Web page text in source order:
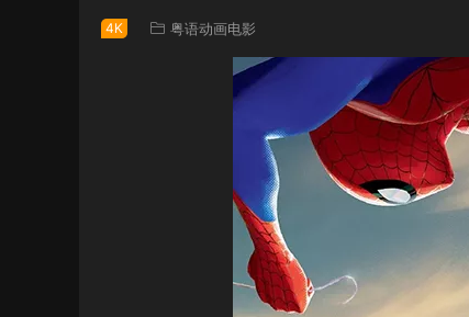
4K 粤语动画电影